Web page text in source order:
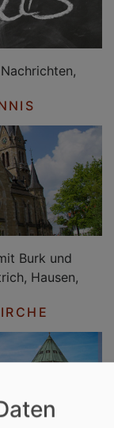
Burk und
Hausen,